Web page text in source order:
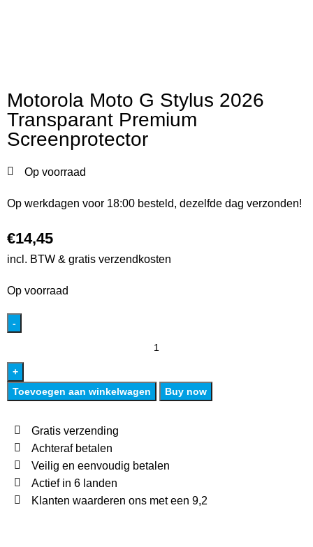
Motorola Moto G Stylus 2026
Transparant Premium
Screenprotector
Op voorraad
Op werkdagen voor 18:00 besteld, dezelfde dag verzonden!
€14,45
incl. BTW & gratis verzendkosten
Op voorraad
Toevoegen aan winkelwagen Buy now
Gratis verzending
Achteraf betalen
Veilig en eenvoudig betalen
Actief in 6 landen
Klanten waarderen ons met een 9,2